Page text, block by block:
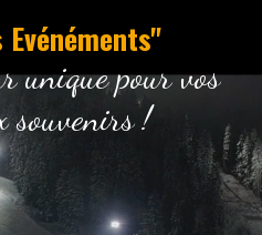
unique pour vos
souvenirs !